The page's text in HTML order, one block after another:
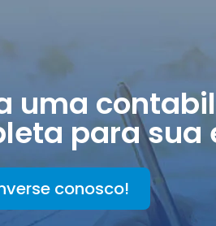
uma
para sua
conosco!